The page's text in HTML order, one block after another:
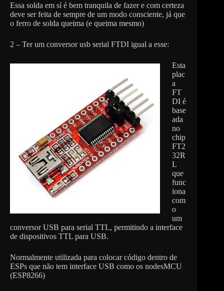
Essa solda em sí é bem tranquila de fazer e com certeza
deve ser feita de sempre de um modo consciente, já que
o ferro de solda queima (e queima mesmo)
2 – Ter um conversor usb serial FTDI igual a esse:
Esta
plac
a
FT
DI é
base
ada
no
chip
FT2
32R
L
que
func
iona
com
o
um
conversor USB para serial TTL, permitindo a interface
de dispositivos TTL para USB.
Normalmente utilizada para colocar código dentro de
ESPs que não tem interface USB como os nodesMCU
(ESP8266)